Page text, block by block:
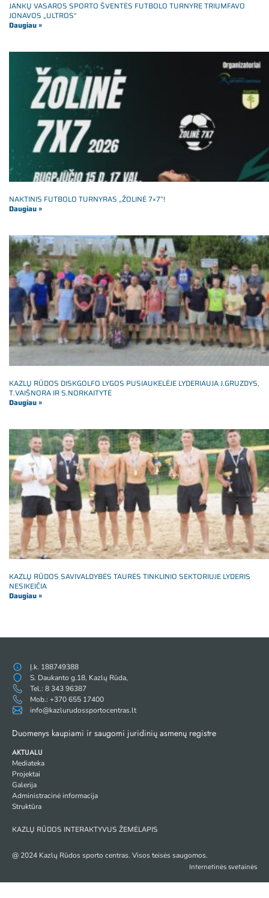
JANKŲ VASAROS SPORTO ŠVENTĖS FUTBOLO TURNYRE TRIUMFAVO
JONAVOS „ULTROS“
Daugiau »
NAKTINIS FUTBOLO TURNYRAS „ŽOLINĖ 7×7”!
Daugiau »
KAZLŲ RŪDOS DISKGOLFO LYGOS PUSIAUKELĖJE LYDERIAUJA J.GRUZDYS,
T.VAIŠNORA IR S.NORKAITYTĖ
Daugiau »
KAZLŲ RŪDOS SAVIVALDYBĖS TAURĖS TINKLINIO SEKTORIUJE LYDERIS
NESIKEIČIA
Daugiau »
Į.k. 188749388
S. Daukanto g.18, Kazlų Rūda,
Tel.: 8 343 96387
Mob.: +370 655 17400
info@kazlurudossportocentras.lt
Duomenys kaupiami ir saugomi juridinių asmenų registre
AKTUALU
Mediateka
Projektai
Galerija
Administracinė informacija
Struktūra
KAZLŲ RŪDOS INTERAKTYVUS ŽEMĖLAPIS
@ 2024 Kazlų Rūdos sporto centras. Visos teisės saugomos.
Internetinės svetainės